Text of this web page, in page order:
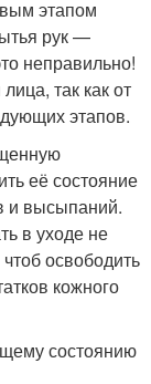
этапом
рук —
неправильно!
так как от
этапов.
её состояние
и высыпаний.
в уходе не
освободить
кожного
состоянию